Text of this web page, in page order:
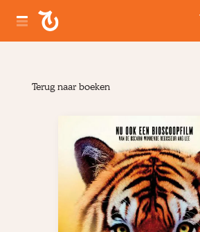
Terug naar boeken